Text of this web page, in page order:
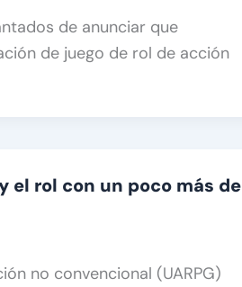
de anunciar que
de juego de rol de acción
el rol con un poco más de
no convencional (UARPG)